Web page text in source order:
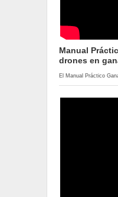
Manual
drones en
El Manual Práctico